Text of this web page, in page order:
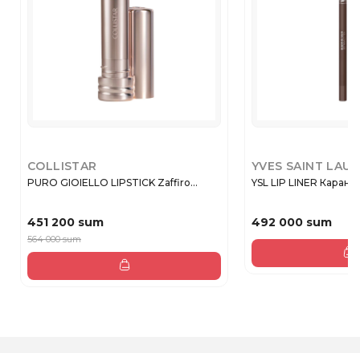
COLLISTAR
PURO GIOIELLO LIPSTICK Zaffiro...
451 200 sum
564 000 sum
YVES SAINT
YSL LIP LINER
492 000 sum